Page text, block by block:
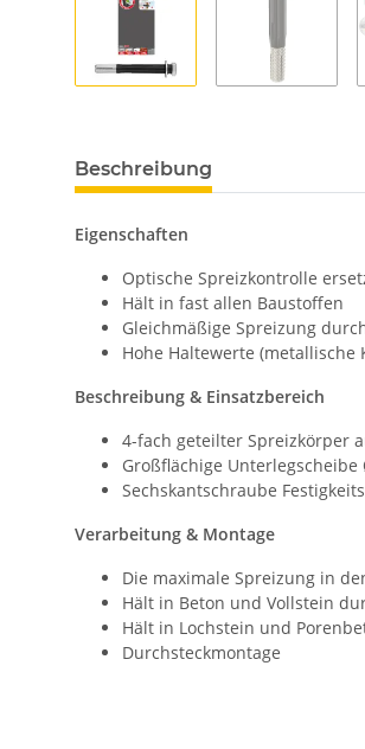
Beschreibung
Eigenschaften
Optische Spreizkontrolle
Hält in fast allen Baustoffen
Gleichmäßige Spreizung
Hohe Haltewerte
Beschreibung & Einsatzbereich
4-fach geteilter Spreizkörper
Großflächige Unterlegscheibe
Sechskantschraube
Verarbeitung & Montage
Die maximale Spreizung in
Hält in Beton und Vollstein
Hält in Lochstein und
Durchsteckmontage